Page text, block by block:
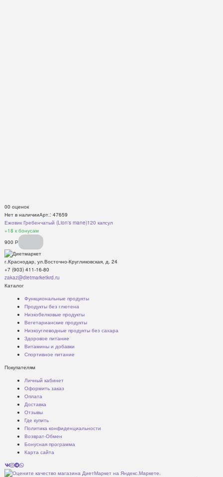
00 оценок
Нет в наличииАрт.: 47659
Ежовик Гребенчатый (Lion's mane)120 капсул
+18 к бонусам
900 Р
г.Краснодар, ул.Восточно-Кругликовская, д. 24
+7 (903) 411-16-80
zakaz@dietmarketkrd.ru
Каталог
Функциональные продукты
Продукты без глютена
Низкобелковые продукты
Вегетарианские продукты
Низкоуглеводные продукты без сахара
Здоровое питание
Витамины и добавки
Спортивное питание
Покупателям
Личный кабинет
Оформить заказ
Оплата
Доставка
Отзывы
Где купить
Политика конфиденциальности
Возврат-Обмен
Бонусная программа
Карта сайта